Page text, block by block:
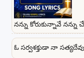
నన్ను కోరుకున్నావే నన్ను
ఓ సర్వశక్తుడా నా